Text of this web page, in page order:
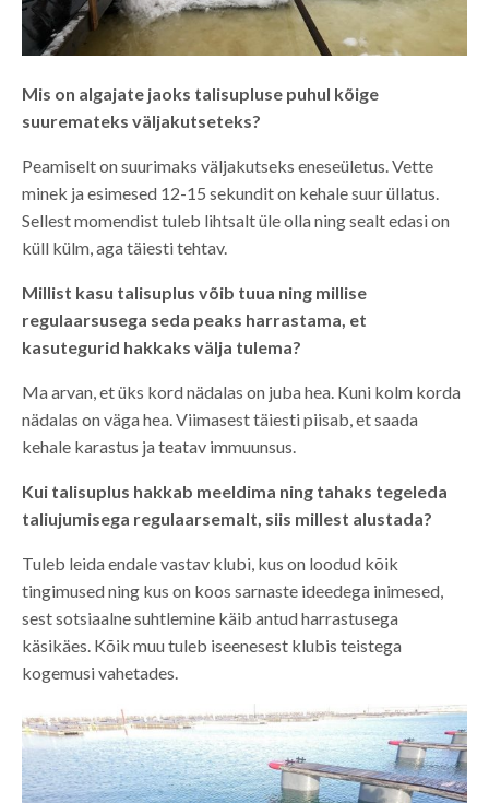
Mis on algajate jaoks talisupluse puhul kõige
suuremateks väljakutseteks?
Peamiselt on suurimaks väljakutseks eneseületus. Vette
minek ja esimesed 12-15 sekundit on kehale suur üllatus.
Sellest momendist tuleb lihtsalt üle olla ning sealt edasi on
küll külm, aga täiesti tehtav.
Millist kasu talisuplus võib tuua ning millise
regulaarsusega seda peaks harrastama, et
kasutegurid hakkaks välja tulema?
Ma arvan, et üks kord nädalas on juba hea. Kuni kolm korda
nädalas on väga hea. Viimasest täiesti piisab, et saada
kehale karastus ja teatav immuunsus.
Kui talisuplus hakkab meeldima ning tahaks tegeleda
taliujumisega regulaarsemalt, siis millest alustada?
Tuleb leida endale vastav klubi, kus on loodud kõik
tingimused ning kus on koos sarnaste ideedega inimesed,
sest sotsiaalne suhtlemine käib antud harrastusega
käsikäes. Kõik muu tuleb iseenesest klubis teistega
kogemusi vahetades.